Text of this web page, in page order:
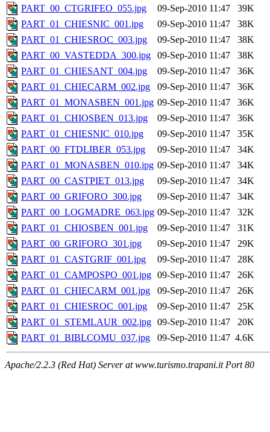
PART_00_CTGRIFEO_055.jpg
09-Sep-2010 11:47
39K
PART_01_CHIESNIC_001.jpg
09-Sep-2010 11:47
38K
PART_01_CHIESROC_003.jpg
09-Sep-2010 11:47
38K
PART_00_VASTEDDA_300.jpg
09-Sep-2010 11:47
38K
PART_01_CHIESANT_004.jpg
09-Sep-2010 11:47
36K
PART_01_CHIECARM_002.jpg
09-Sep-2010 11:47
36K
PART_01_MONASBEN_001.jpg 09-Sep-2010 11:47
36K
PART_01_CHIOSBEN_013.jpg
09-Sep-2010 11:47
36K
PART_01_CHIESNIC_010.jpg
09-Sep-2010 11:47
35K
PART_00_FTDLIBER_053.jpg
09-Sep-2010 11:47
34K
PART_01_MONASBEN_010.jpg 09-Sep-2010 11:47
34K
PART_00_CASTPIET_013.jpg
09-Sep-2010 11:47
34K
PART_00_GRIFORO_300.jpg
09-Sep-2010 11:47
34K
PART_00_LOGMADRE_063.jpg 09-Sep-2010 11:47
32K
PART_01_CHIOSBEN_001.jpg
09-Sep-2010 11:47
31K
PART_00_GRIFORO_301.jpg
09-Sep-2010 11:47
29K
PART_01_CASTGRIF_001.jpg
09-Sep-2010 11:47
28K
PART_01_CAMPOSPO_001.jpg 09-Sep-2010 11:47
26K
PART_01_CHIECARM_001.jpg
09-Sep-2010 11:47
26K
PART_01_CHIESROC_001.jpg
09-Sep-2010 11:47
25K
PART_01_STEMLAUR_002.jpg 09-Sep-2010 11:47
20K
PART_01_BIBLCOMU_037.jpg
09-Sep-2010 11:47 4.6K
Apache/2.2.3 (Red Hat) Server at www.turismo.trapani.it Port 80